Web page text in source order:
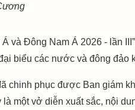
và Đông Nam Á 2026 - lần
biểu các nước và đông đảo
chinh phục được Ban giám
là một vở diễn xuất sắc, nội